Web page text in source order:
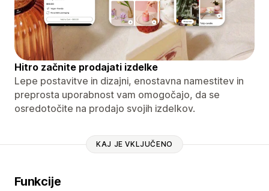
Hitro začnite prodajati izdelke
Lepe postavitve in dizajni, enostavna namestitev in
preprosta uporabnost vam omogočajo, da se
osredotočite na prodajo svojih izdelkov.
KAJ JE VKLJUČENO
Funkcije